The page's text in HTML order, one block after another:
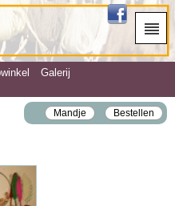
Galerij
Mandje Bestellen